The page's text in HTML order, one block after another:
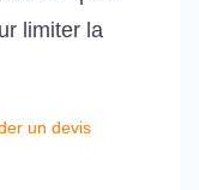
limiter la
un devis